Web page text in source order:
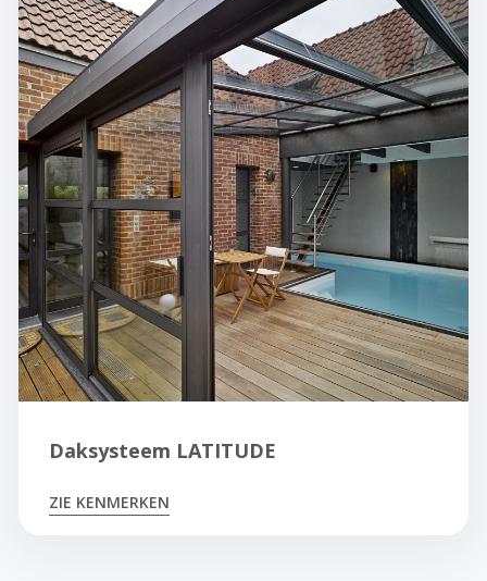
Daksysteem LATITUDE
ZIE KENMERKEN